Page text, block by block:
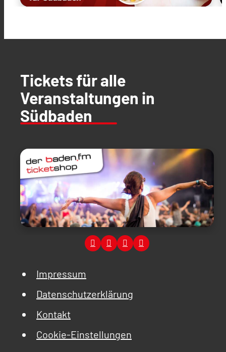
Tickets für alle
Veranstaltungen in
Südbaden
Impressum
Datenschutzerklärung
Kontakt
Cookie-Einstellungen